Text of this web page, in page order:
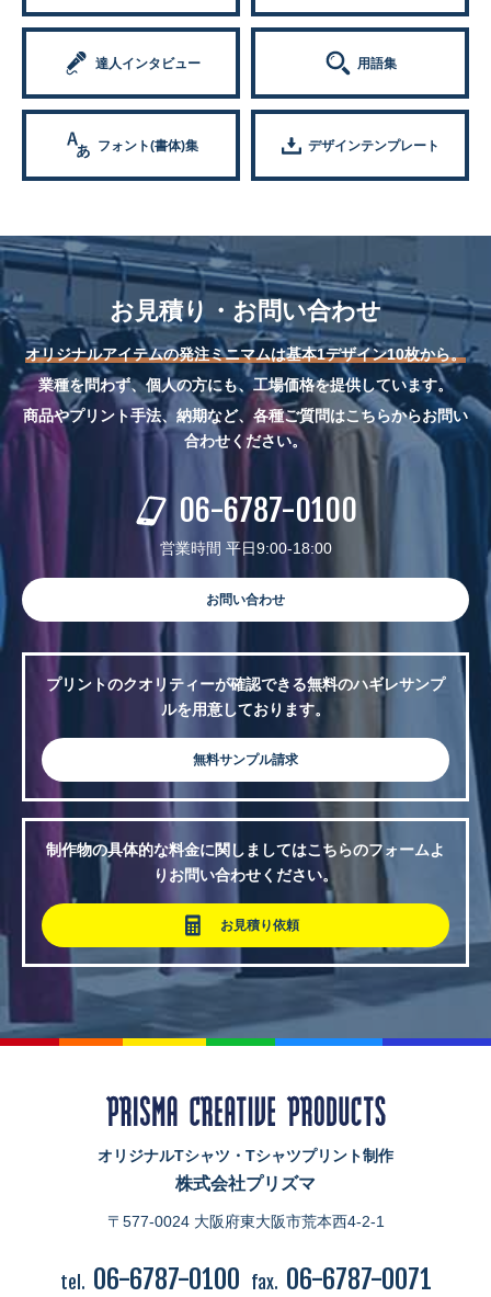
達人インタビュー 用語集
フォント(書体)集 デザインテンプレート
お見積り・お問い合わせ
オリジナルアイテムの発注ミニマムは基本1デザイン10枚から。
業種を問わず、個人の方にも、工場価格を提供しています。
商品やプリント手法、納期など、各種ご質問はこちらからお問い
合わせください。
06-6787-0100
営業時間 平日9:00-18:00
お問い合わせ
プリントのクオリティーが確認できる無料のハギレサンプ
ルを用意しております。
無料サンプル請求
制作物の具体的な料金に関しましてはこちらのフォームよ
りお問い合わせください。
お見積り依頼
オリジナルTシャツ・Tシャツプリント制作
株式会社プリズマ
〒577-0024 大阪府東大阪市荒本西4-2-1
tel. 06-6787-0100 fax. 06-6787-0071